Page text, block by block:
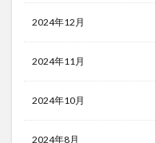
2024年12月
2024年11月
2024年10月
2024年8月